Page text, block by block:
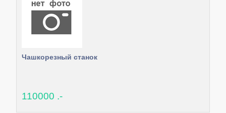
Чашкорезный станок
110000 .-